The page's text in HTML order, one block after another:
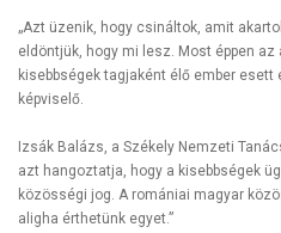
„Azt üzenik, hogy csináltok, amit
eldöntjük, hogy mi lesz. Most éppen
kisebbségek tagjaként élő ember esett
képviselő.
Izsák Balázs, a Székely Nemzeti
azt hangoztatja, hogy a kisebbségek
közösségi jog. A romániai magyar
aligha érthetünk egyet.”